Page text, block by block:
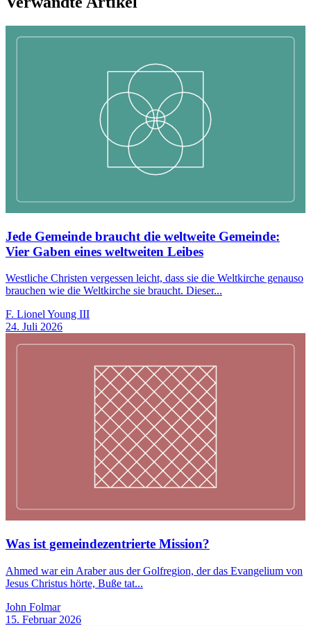
Jede Gemeinde braucht die weltweite Gemeinde:
Vier Gaben eines weltweiten Leibes
Westliche Christen vergessen leicht, dass sie die Weltkirche genauso
brauchen wie die Weltkirche sie braucht. Dieser...
F. Lionel Young III
24. Juli 2026
Was ist gemeindezentrierte Mission?
Ahmed war ein Araber aus der Golfregion, der das Evangelium von
Jesus Christus hörte, Buße tat...
John Folmar
15. Februar 2026